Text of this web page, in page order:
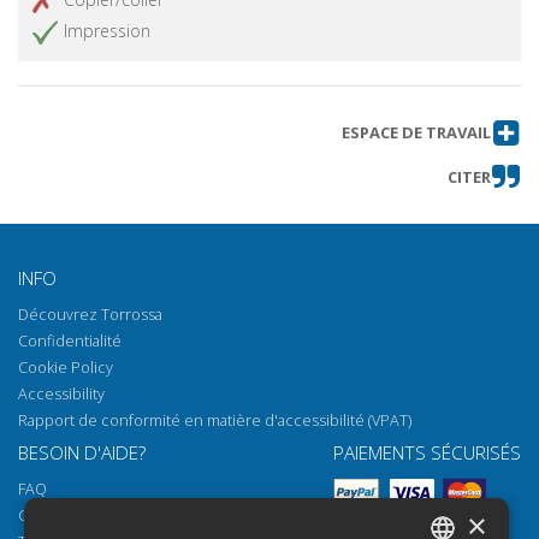
Impression
ESPACE DE TRAVAIL
CITER
INFO
Découvrez Torrossa
Confidentialité
Cookie Policy
Accessibility
Rapport de conformité en matière d'accessibilité (VPAT)
BESOIN D'AIDE?
FAQ
Comment ouvrir nos documents
PAIEMENTS SÉCURISÉS
×